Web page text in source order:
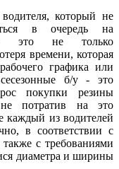
который не
в очередь на
это не только
времени, которая
графика или
б/у - это
покупки резины
потратив на это
каждый из водителей
в соответствии с
с требованиями
диаметра и ширины